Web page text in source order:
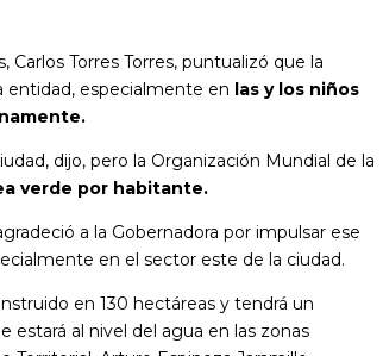
Torres Torres, puntualizó que la
entidad, especialmente en las y los niños
dijo, pero la Organización Mundial de la
verde por habitante.
a la Gobernadora por impulsar ese
en el sector este de la ciudad.
en 130 hectáreas y tendrá un
al nivel del agua en las zonas